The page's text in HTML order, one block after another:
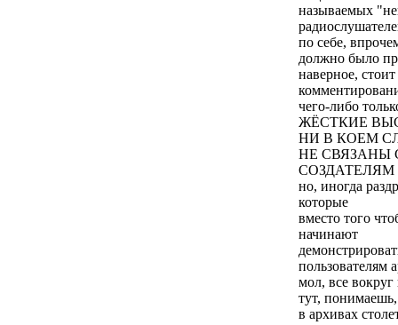
называемых
по себе,
должно было
наверное,
чего-либо
ЖЁСТКИЕ
НИ В КОЕМ
НЕ СВЯЗАНЫ
СОЗДАТЕЛЯМ
но, иногда
которые
вместо того
начинают
пользователям
мол, все
тут, понимаешь,
в архивах